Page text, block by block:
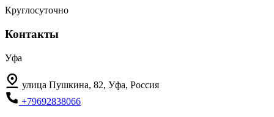
Круглосуточно
Контакты
Уфа
улица Пушкина, 82, Уфа, Россия
+79692838066